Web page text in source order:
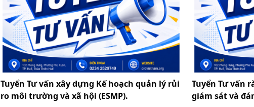
Tuyển Tư vấn xây dựng Kế hoạch quản lý rủi
ro môi trường và xã hội (ESMP).
Tuyển Tư vấn
giám sát và